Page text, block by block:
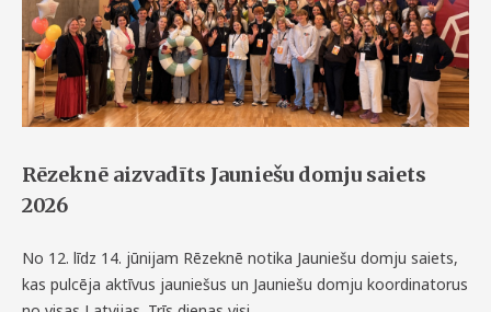
Rēzeknē aizvadīts Jauniešu domju saiets
2026
No 12. līdz 14. jūnijam Rēzeknē notika Jauniešu domju saiets,
kas pulcēja aktīvus jauniešus un Jauniešu domju koordinatorus